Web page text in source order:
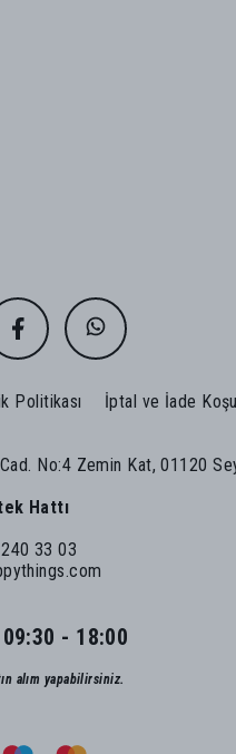
Politikası İptal ve İade
No:4 Zemin Kat, 01120
Hattı
33 03
- 18:00
alım yapabilirsiniz.